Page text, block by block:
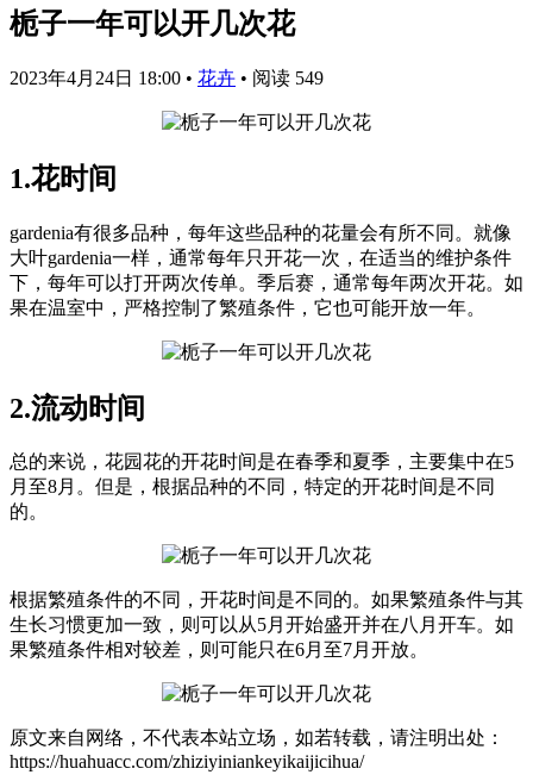
栀子一年可以开几次花
2023年4月24日 18:00 • 花卉 • 阅读 549
1.花时间
gardenia有很多品种，每年这些品种的花量会有所不同。就像
大叶gardenia一样，通常每年只开花一次，在适当的维护条件
下，每年可以打开两次传单。季后赛，通常每年两次开花。如
果在温室中，严格控制了繁殖条件，它也可能开放一年。
2.流动时间
总的来说，花园花的开花时间是在春季和夏季，主要集中在5
月至8月。但是，根据品种的不同，特定的开花时间是不同
的。
根据繁殖条件的不同，开花时间是不同的。如果繁殖条件与其
生长习惯更加一致，则可以从5月开始盛开并在八月开车。如
果繁殖条件相对较差，则可能只在6月至7月开放。
原文来自网络，不代表本站立场，如若转载，请注明出处：
https://huahuacc.com/zhiziyiniankeyikaijicihua/